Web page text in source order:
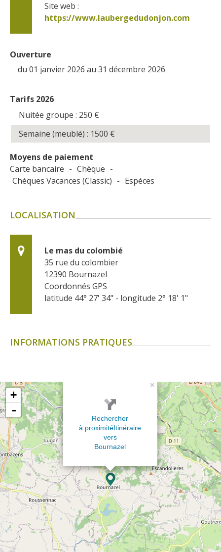
https://www.laubergedudonjon.com
Ouverture
du 01 janvier 2026 au 31 décembre 2026
Tarifs 2026
Nuitée groupe : 250 €
Semaine (meublé) : 1500 €
Moyens de paiement
Carte bancaire - Chèque -
Chèques Vacances (Classic) - Espèces
LOCALISATION
Le mas du colombié
35 rue du colombier
12390 Bournazel
Coordonnés GPS
latitude 44° 27' 34" - longitude 2° 18' 1"
INFORMATIONS PRATIQUES
×
Rechercher
à proximitéItinéraire
vers
Bournazel
+
-